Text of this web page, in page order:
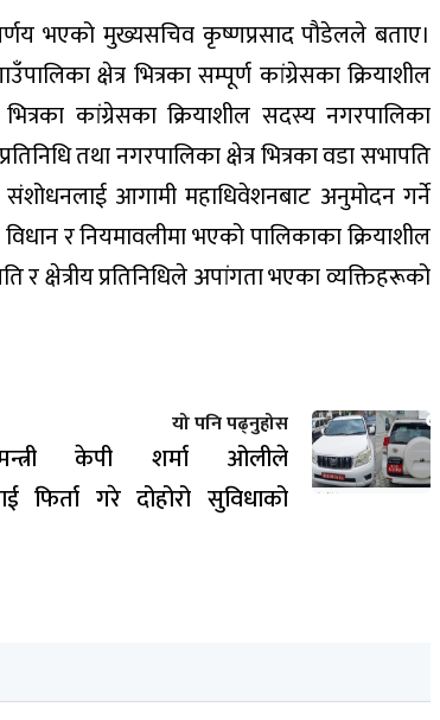
भएको मुख्यसचिव कृष्णप्रसाद पौडेलले बताए।
क्षेत्र भित्रका सम्पूर्ण कांग्रेसका क्रियाशील
कांग्रेसका क्रियाशील सदस्य नगरपालिका
तथा नगरपालिका क्षेत्र भित्रका वडा सभापति
संशोधनलाई आगामी महाधिवेशनबाट अनुमोदन गर्ने
र नियमावलीमा भएको पालिकाका क्रियाशील
क्षेत्रीय प्रतिनिधिले अपांगता भएका व्यक्तिहरूको
यो पनि पढ्नुहोस
केपी शर्मा ओलीले
फिर्ता गरे दोहोरो सुविधाको